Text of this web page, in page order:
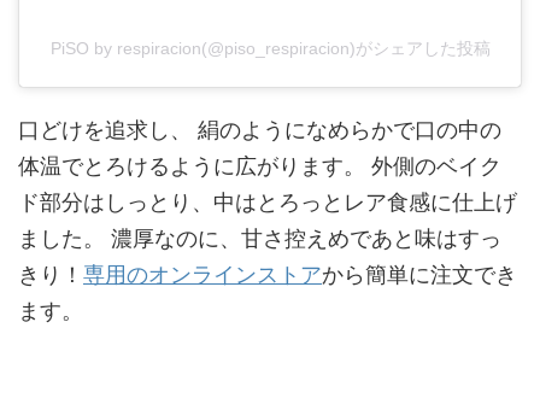
PiSO by respiracion(@piso_respiracion)がシェアした投稿
口どけを追求し、 絹のようになめらかで口の中の
体温でとろけるように広がります。 外側のベイク
ド部分はしっとり、中はとろっとレア食感に仕上げ
ました。 濃厚なのに、甘さ控えめであと味はすっ
きり！ 専用のオンラインストアから簡単に注文でき
ます。